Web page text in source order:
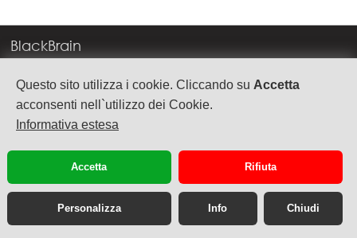
Questo sito utilizza i cookie. Cliccando su Accetta
acconsenti nell`utilizzo dei Cookie.
Informativa estesa
Accetta Rifiuta
Personalizza Info Chiudi
BlackBrain
Corso Milano, 83
37138 Verona
info@blackbrain.it
TEL. +39 045 575888
P.Iva 03992340236